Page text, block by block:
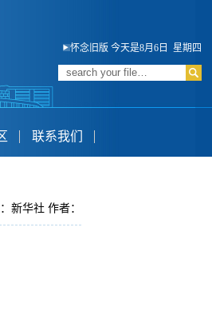
怀念旧版 今天是8月6日 星期四
联系我们
新华社 作者：